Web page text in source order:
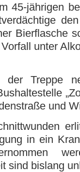
45-jährigen
Bierflasche
unter
Treppe
und
in ein
sind bislang